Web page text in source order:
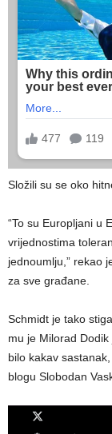
Složili su se oko
“To su Europljani u
vrijednostima
jednoumlju,” rekao
za sve građane.
Schmidt je tako
mu je Milorad
bilo kakav
blogu Slobodan